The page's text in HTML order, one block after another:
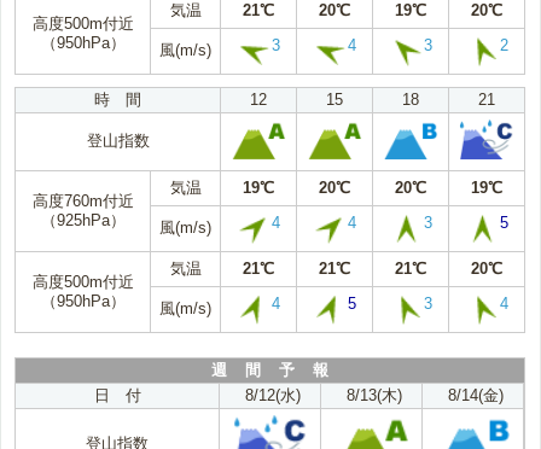
高度500m付近
（950hPa）
気温 21℃ 20℃ 19℃ 20℃
風(m/s) 3 4 3 2
時 間 12 15 18 21
登山指数
高度760m付近
（925hPa）
気温 19℃ 20℃ 20℃ 19℃
風(m/s) 4 4 3 5
高度500m付近
（950hPa）
気温 21℃ 21℃ 21℃ 20℃
風(m/s) 4 5 3 4
週 間 予 報
日 付
8/12(水) 8/13(木) 8/14(金)
登山指数